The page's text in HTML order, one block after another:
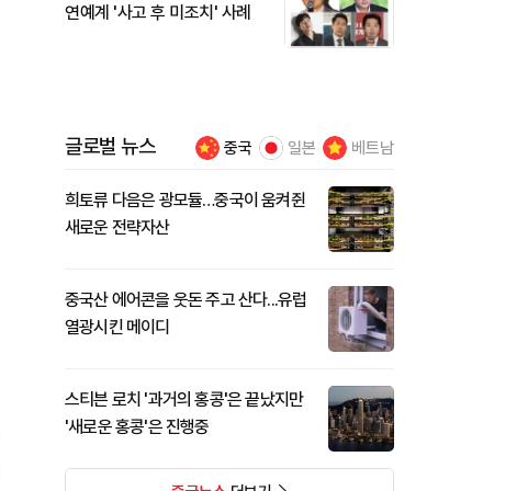
연예계 '사고 후 미조치' 사례
글로벌 뉴스 중국 일본 베트남
희토류 다음은 광모듈…중국이 움켜쥔
새로운 전략자산
중국산 에어콘을 웃돈 주고 산다...유럽
열광시킨 메이디
스티븐 로치 '과거의 홍콩'은 끝났지만
'새로운 홍콩'은 진행중